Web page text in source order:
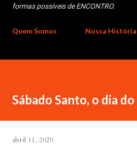
formas possíveis de ENCONTRO.
Quem Somos Nossa História
Sábado Santo, o dia
abril 11, 2020